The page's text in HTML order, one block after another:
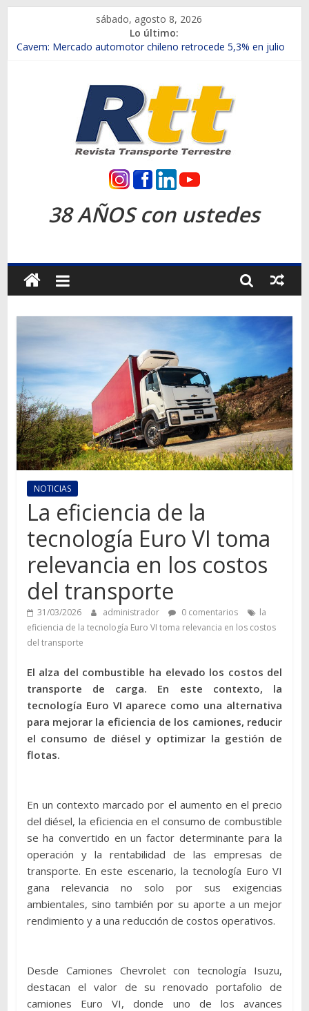
contenido
sábado, agosto 8, 2026
Lo último:
Chile es el primer mercado internacional en lanzar la nueva
Salfa suma vehículos electrificados de Chevrolet en el Biobío
Samex amplía su red con nuevas sucursales en Rancagua y
SINOTRUK Pick-ups presentó la recién estrenada Bolden en
la Expo Compras Públicas 2026
Revista
Transporte
Terrestre
camiones,
información
del
mundo
del
transporte
38 AÑOS con ustedes
NOTICIAS
La eficiencia de la
tecnología Euro VI toma
relevancia en los costos
del transporte
31/03/2026 administrador 0 comentarios
la
eficiencia de la tecnología Euro VI toma relevancia en los costos
del transporte
El alza del combustible ha elevado los costos del
transporte de carga. En este contexto, la
tecnología Euro VI aparece como una alternativa
para mejorar la eficiencia de los camiones, reducir
el consumo de diésel y optimizar la gestión de
flotas.
En un contexto marcado por el aumento en el precio
del diésel, la eficiencia en el consumo de combustible
se ha convertido en un factor determinante para la
operación y la rentabilidad de las empresas de
transporte. En este escenario, la tecnología Euro VI
gana relevancia no solo por sus exigencias
ambientales, sino también por su aporte a un mejor
rendimiento y a una reducción de costos operativos.
Desde Camiones Chevrolet con tecnología Isuzu,
destacan el valor de su renovado portafolio de
camiones Euro VI, donde uno de los avances